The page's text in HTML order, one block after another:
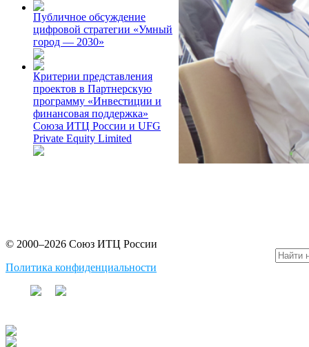
Публичное обсуждение
цифровой стратегии «Умный
город — 2030»
Критерии представления
проектов в Партнерскую
программу «Инвестиции и
финансовая поддержка»
Союза ИТЦ России и UFG
Private Equity Limited
© 2000–2026 Союз ИТЦ России
Политика конфиденциальности